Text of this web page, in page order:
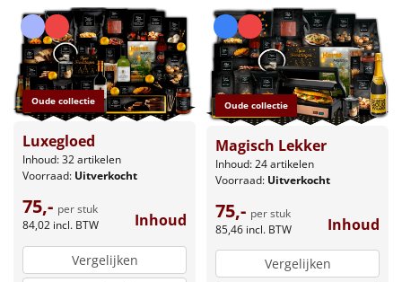
Oude collectie
Luxegloed
Inhoud: 32 artikelen
Voorraad: Uitverkocht
75,- per stuk
84,02 incl. BTW Inhoud
Vergelijken
Oude collectie
Magisch Lekker
Inhoud: 24 artikelen
Voorraad: Uitverkocht
75,- per stuk
85,46 incl. BTW Inhoud
Vergelijken